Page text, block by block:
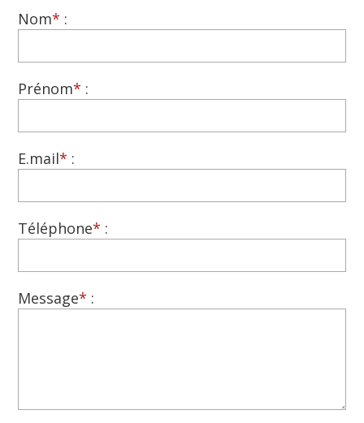
Nom* :
Prénom* :
E.mail* :
Téléphone* :
Message* :